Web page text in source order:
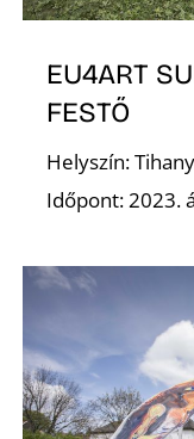
EU4ART
FESTŐ
Helyszín: Tihany
Időpont: 2023.